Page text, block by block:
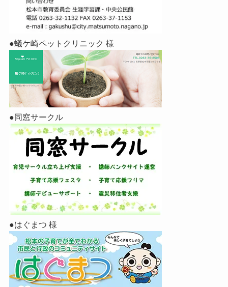
●蟻ケ崎ペットクリニック 様
●同窓サークル
●はぐまつ 様